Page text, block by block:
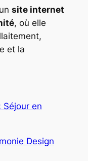
site internet
, où elle
et la
Séjour en
Design